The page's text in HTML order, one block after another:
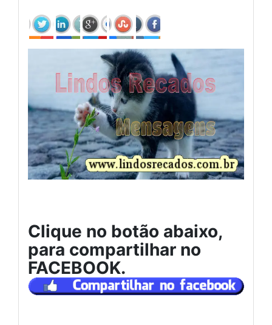
Clique no botão abaixo,
para compartilhar no
FACEBOOK.